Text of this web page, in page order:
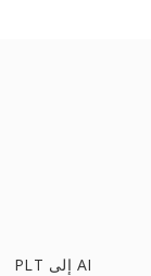
PLT إلى AI